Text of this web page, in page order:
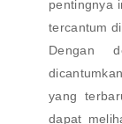
pentingnya
tercantum
Dengan
yang
dapat